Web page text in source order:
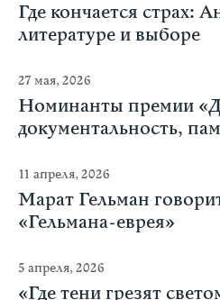
Где кончается страх:
литературе и выборе
27 мая, 2026
Номинанты премии
документальность,
11 апреля, 2026
Марат Гельман
«Гельмана-еврея»
5 апреля, 2026
«Где тени грезят